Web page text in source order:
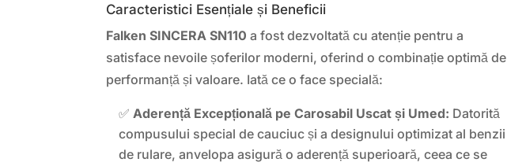
Caracteristici Esențiale și Beneficii
Falken SINCERA SN110 a fost dezvoltată cu atenție pentru a
satisface nevoile șoferilor moderni, oferind o combinație optimă de
performanță și valoare. Iată ce o face specială:
✅ Aderență Excepțională pe Carosabil Uscat și Umed: Datorită
compusului special de cauciuc și a designului optimizat al benzii
de rulare, anvelopa asigură o aderență superioară, ceea ce se